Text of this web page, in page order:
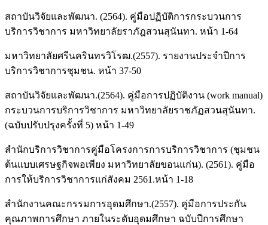
สถาบันวิจัยและพัฒนา. (2564). คู่มือปฏิบัติการกระบวนการ
บริการวิชาการ มหาวิทยาลัยราภัฎสวนสุนันทา. หน้า 1-64
มหาวิทยาลัยศรีนครินทรวิโรฒ.(2557). รายงานประจำปีการ
บริการวิชาการชุมชน. หน้า 37-50
สถาบันวิจัยและพัฒนา.(2564). คู่มือการปฏิบัติงาน (work manual)
กระบวนการบริการวิชาการ มหาวิทยาลัยราชภัฏสวนสุนันทา.
(ฉบับปรับปรุงครั้งที่ 5) หน้า 1-49
สำนักบริการวิชาการคู่มือโครงการการบริการวิชาการ (ชุมชน
ต้นแบบเศรษฐกิจพอเพียง มหาวิทยาลัยขอนแก่น). (2561). คู่มือ
การให้บริการวิชาการแก่สังคม 2561.หน้า 1-18
สำนักงานคณะกรรมการอุดมศึกษา.(2557). คู่มือการประกัน
คุณภาพการศึกษา ภายในระดับอุดมศึกษา ฉบับปีการศึกษา